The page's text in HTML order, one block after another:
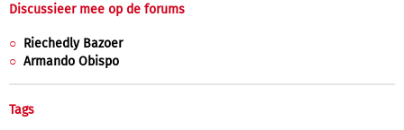
Discussieer mee op de forums
Riechedly Bazoer
Armando Obispo
Tags